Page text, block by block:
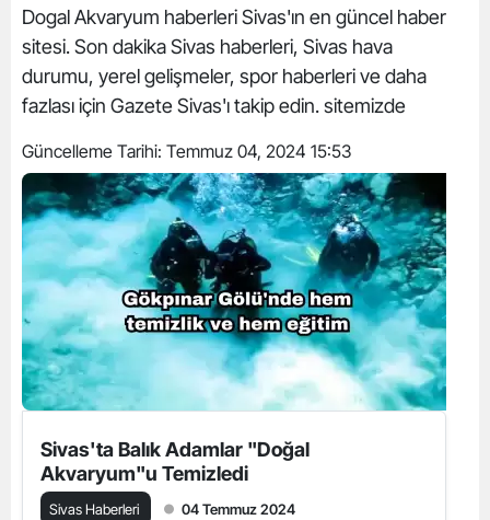
Dogal Akvaryum haberleri Sivas'ın en güncel haber
sitesi. Son dakika Sivas haberleri, Sivas hava
durumu, yerel gelişmeler, spor haberleri ve daha
fazlası için Gazete Sivas'ı takip edin. sitemizde
Güncelleme Tarihi: Temmuz 04, 2024 15:53
Sivas'ta Balık Adamlar "Doğal
Akvaryum"u Temizledi
Sivas Haberleri 04 Temmuz 2024